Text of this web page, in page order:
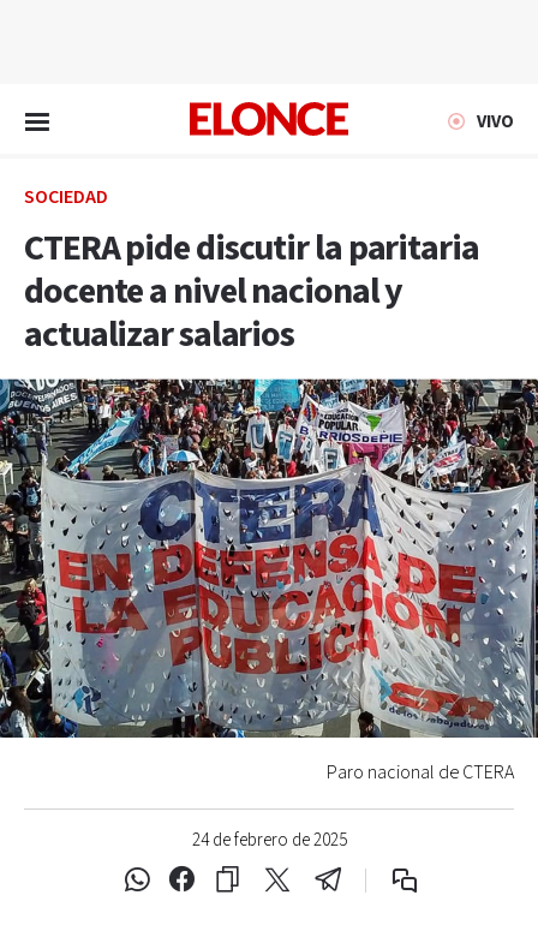
VIVO
SOCIEDAD
CTERA pide discutir la paritaria
docente a nivel nacional y
actualizar salarios
24 de febrero de 2025
Paro nacional de CTERA